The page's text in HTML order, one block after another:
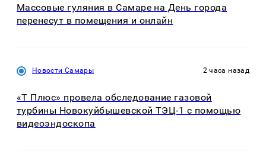
Массовые гуляния в Самаре на День города
перенесут в помещения и онлайн
Новости Самары 2 часа назад
«Т Плюс» провела обследование газовой
турбины Новокуйбышевской ТЭЦ-1 с помощью
видеоэндоскопа